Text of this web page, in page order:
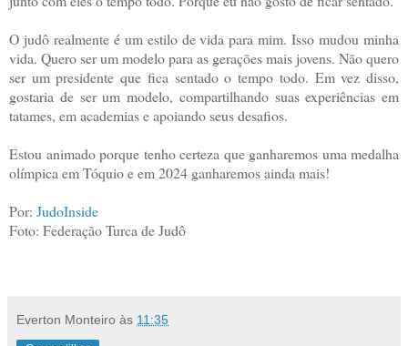
O judô realmente é um estilo de vida para mim. Isso mudou minha
vida. Quero ser um modelo para as gerações mais jovens. Não quero
ser um presidente que fica sentado o tempo todo. Em vez disso,
gostaria de ser um modelo, compartilhando suas experiências em
tatames, em academias e apoiando seus desafios.
Estou animado porque tenho certeza que ganharemos uma medalha
olímpica em Tóquio e em 2024 ganharemos ainda mais!
Por: JudoInside
Foto: Federação Turca de Judô
Everton Monteiro às 11:35